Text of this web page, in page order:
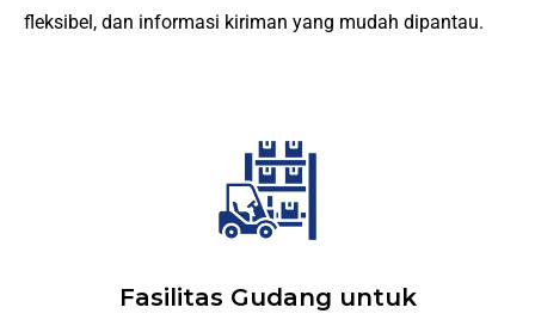
fleksibel, dan informasi kiriman yang mudah dipantau.
Fasilitas Gudang untuk